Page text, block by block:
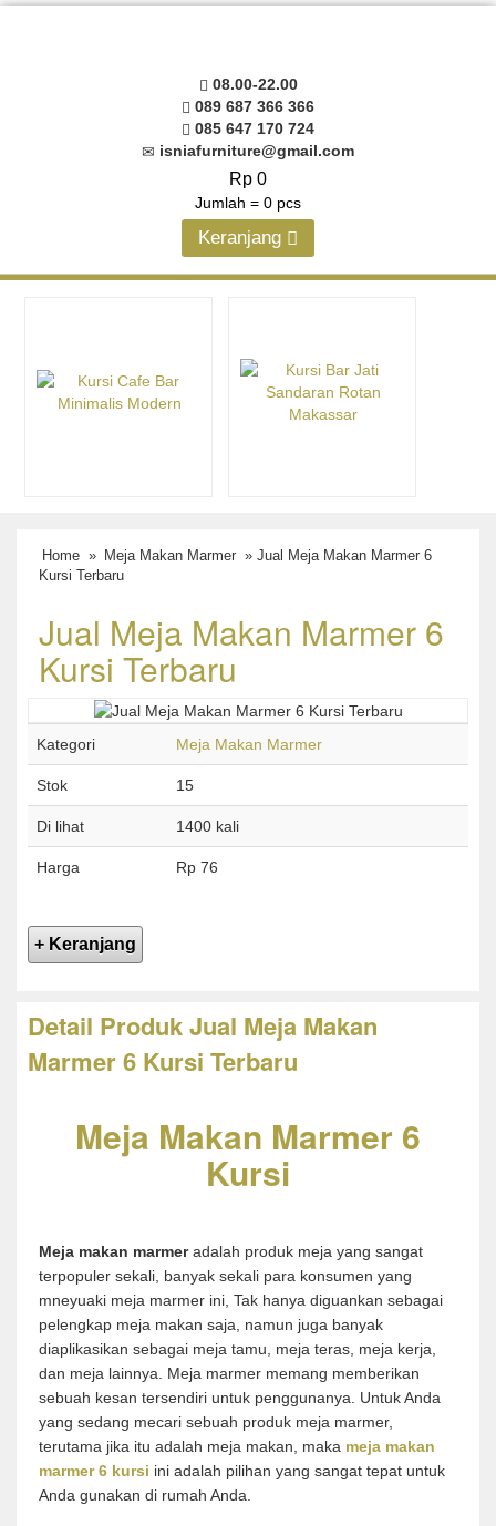
08.00-22.00
089 687 366 366
085 647 170 724
isniafurniture@gmail.com
Rp 0
Jumlah = 0 pcs
Keranjang
Home » Meja Makan Marmer » Jual Meja Makan Marmer 6
Kursi Terbaru
Jual Meja Makan Marmer 6
Kursi Terbaru
Kategori Meja Makan Marmer
Stok 15
Di lihat 1400 kali
Harga Rp 76
Detail Produk Jual Meja Makan
Marmer 6 Kursi Terbaru
Meja Makan Marmer 6
Kursi
Meja makan marmeradalah produk meja yang sangat
terpopuler sekali, banyak sekali para konsumen yang
mneyuaki meja marmer ini, Tak hanya diguankan sebagai
pelengkap meja makan saja, namun juga banyak
diaplikasikan sebagai meja tamu, meja teras, meja kerja,
dan meja lainnya. Meja marmer memang memberikan
sebuah kesan tersendiri untuk penggunanya. Untuk Anda
yang sedang mecari sebuah produk meja marmer,
terutama jika itu adalah meja makan, maka meja makan
marmer 6 kursi ini adalah pilihan yang sangat tepat untuk
Anda gunakan di rumah Anda.